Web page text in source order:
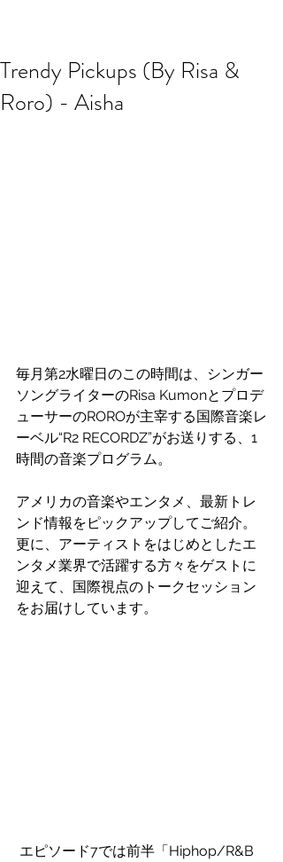
Trendy Pickups (By Risa &
Roro) - Aisha
毎月第2水曜日のこの時間は、シンガー
ソングライターのRisa Kumonとプロデ
ューサーのROROが主宰する国際音楽レ
ーベル“R2 RECORDZ”がお送りする、1
時間の音楽プログラム。
アメリカの音楽やエンタメ、最新トレ
ンド情報をピックアップしてご紹介。
更に、アーティストをはじめとしたエ
ンタメ業界で活躍する方々をゲストに
迎えて、国際視点のトークセッション
をお届けしています。